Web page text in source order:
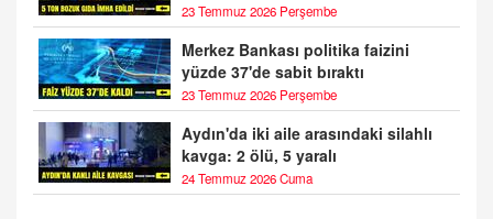
23 Temmuz 2026 Perşembe
Merkez Bankası politika faizini
yüzde 37'de sabit bıraktı
23 Temmuz 2026 Perşembe
Aydın'da iki aile arasındaki silahlı
kavga: 2 ölü, 5 yaralı
24 Temmuz 2026 Cuma